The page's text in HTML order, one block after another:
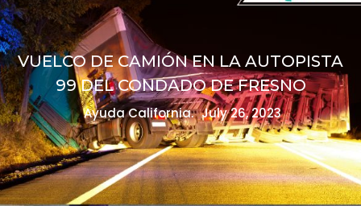
VUELCO DE CAMIÓN EN LA AUTOPISTA
99 DEL CONDADO DE FRESNO
Ayuda California. July 26, 2023